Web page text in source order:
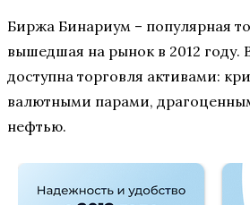
Биржа Бинариум – популярная
вышедшая на рынок в 2012 году.
доступна торговля активами:
валютными парами,
нефтью.